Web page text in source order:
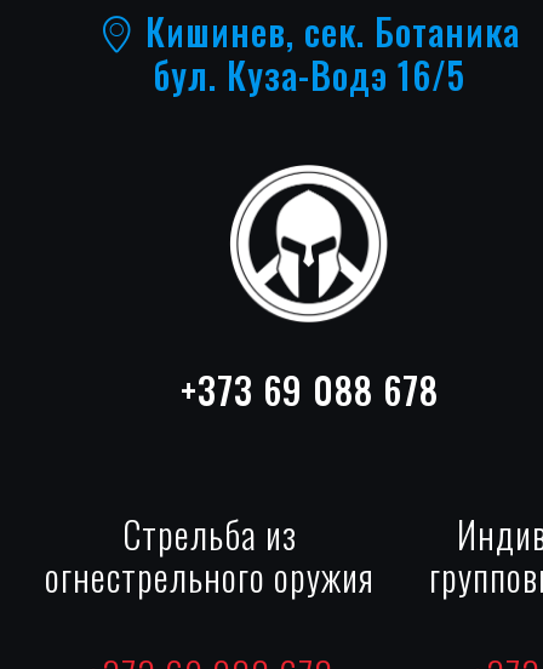
Кишинев, сек. Ботаника
бул. Куза-Водэ 16/5
+373 69 088 678
Стрельба из
огнестрельного оружия